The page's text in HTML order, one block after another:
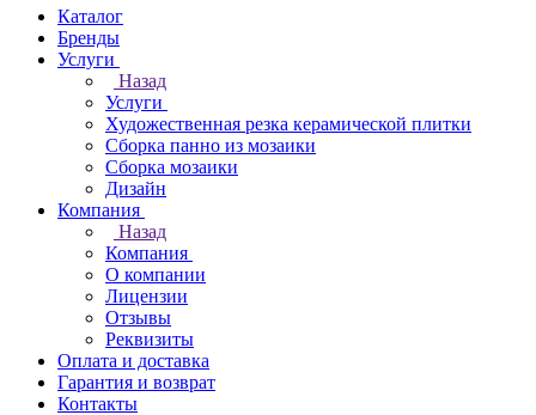
Каталог
Бренды
Услуги
Назад
Услуги
Художественная резка керамической плитки
Сборка панно из мозаики
Сборка мозаики
Дизайн
Компания
Назад
Компания
О компании
Лицензии
Отзывы
Реквизиты
Оплата и доставка
Гарантия и возврат
Контакты